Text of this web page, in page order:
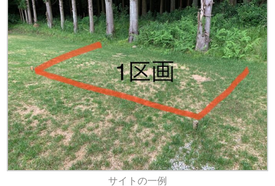
サイトの一例